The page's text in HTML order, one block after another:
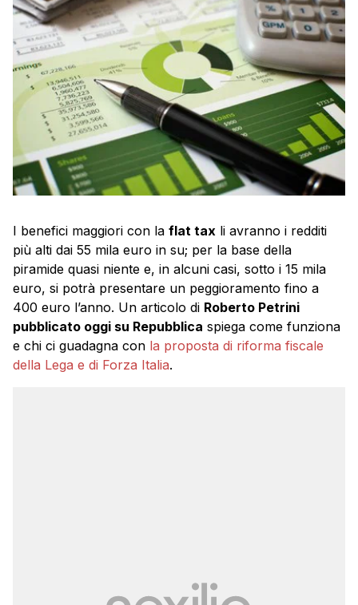
I benefici maggiori con la flat tax li avranno i redditi
più alti dai 55 mila euro in su; per la base della
piramide quasi niente e, in alcuni casi, sotto i 15 mila
euro, si potrà presentare un peggioramento fino a
400 euro l’anno. Un articolo di Roberto Petrini
pubblicato oggi su Repubblica spiega come funziona
e chi ci guadagna con la proposta di riforma fiscale
della Lega e di Forza Italia.